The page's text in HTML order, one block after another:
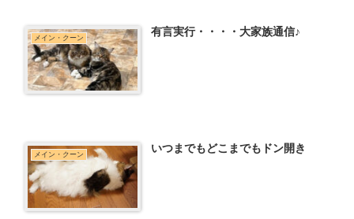
メイン・クーン 有言実行・・・・大家族通信♪
メイン・クーン いつまでもどこまでもドン開き